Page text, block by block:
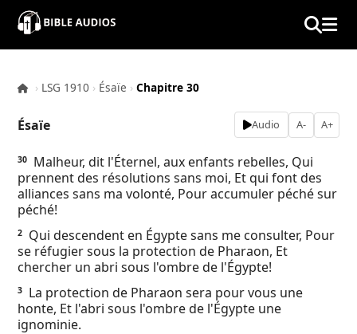
×
Contacts
About
Copyright
Download
› LSG 1910 › Ésaïe › Chapitre 30
Ésaïe Audio A- A+
30
Malheur, dit l'Éternel, aux enfants rebelles, Qui
prennent des résolutions sans moi, Et qui font des
alliances sans ma volonté, Pour accumuler péché sur
péché!
2
Qui descendent en Égypte sans me consulter, Pour
se réfugier sous la protection de Pharaon, Et
chercher un abri sous l'ombre de l'Égypte!
3
La protection de Pharaon sera pour vous une
honte, Et l'abri sous l'ombre de l'Égypte une
ignominie.